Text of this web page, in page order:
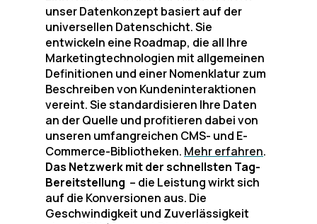
unser Datenkonzept basiert auf der
universellen Datenschicht. Sie
entwickeln eine Roadmap, die all Ihre
Marketingtechnologien mit allgemeinen
Definitionen und einer Nomenklatur zum
Beschreiben von Kundeninteraktionen
vereint. Sie standardisieren Ihre Daten
an der Quelle und profitieren dabei von
unseren umfangreichen CMS- und E-
Commerce-Bibliotheken. Mehr erfahren.
Das Netzwerk mit der schnellsten Tag-
Bereitstellung – die Leistung wirkt sich
auf die Konversionen aus. Die
Geschwindigkeit und Zuverlässigkeit